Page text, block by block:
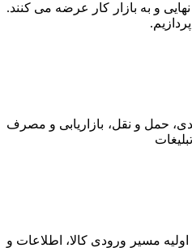
و به بازار کار عرضه می کنند.
حمل و نقل، بازاریابی و مصرف
مسیر ورودی کالا، اطلاعات و